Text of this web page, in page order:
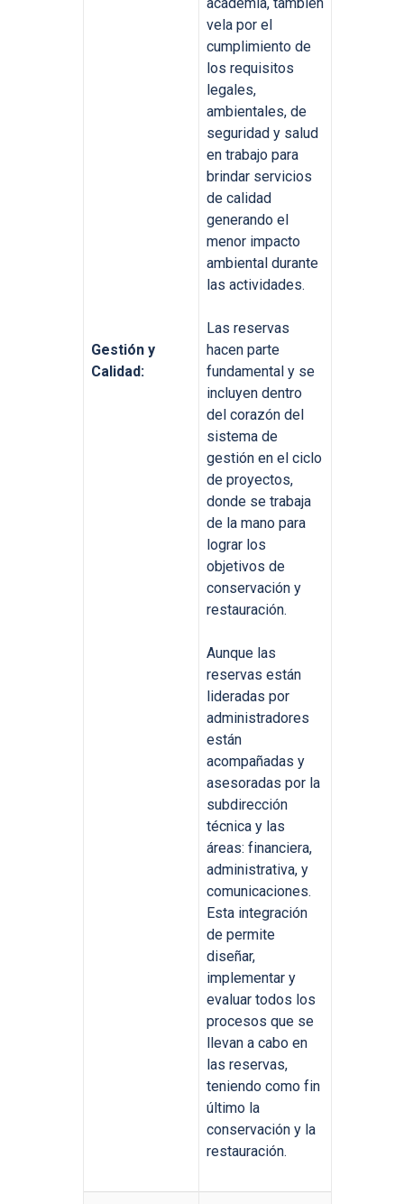
Gestión y
Calidad:
vela por el
cumplimiento de
los requisitos
legales,
ambientales, de
seguridad y salud
en trabajo para
brindar servicios
de calidad
generando el
menor impacto
ambiental durante
las actividades.
Las reservas
hacen parte
fundamental y se
incluyen dentro
del corazón del
sistema de
gestión en el ciclo
de proyectos,
donde se trabaja
de la mano para
lograr los
objetivos de
conservación y
restauración.
Aunque las
reservas están
lideradas por
administradores
están
acompañadas y
asesoradas por la
subdirección
técnica y las
áreas: financiera,
administrativa, y
comunicaciones.
Esta integración
de permite
diseñar,
implementar y
evaluar todos los
procesos que se
llevan a cabo en
las reservas,
teniendo como fin
último la
conservación y la
restauración.